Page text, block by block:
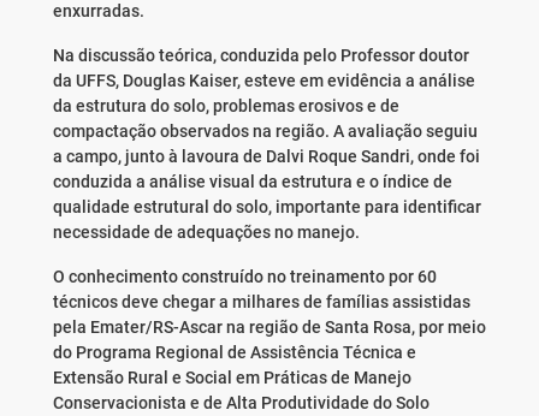
enxurradas.
Na discussão teórica, conduzida pelo Professor doutor
da UFFS, Douglas Kaiser, esteve em evidência a análise
da estrutura do solo, problemas erosivos e de
compactação observados na região. A avaliação seguiu
a campo, junto à lavoura de Dalvi Roque Sandri, onde foi
conduzida a análise visual da estrutura e o índice de
qualidade estrutural do solo, importante para identificar
necessidade de adequações no manejo.
O conhecimento construído no treinamento por 60
técnicos deve chegar a milhares de famílias assistidas
pela Emater/RS-Ascar na região de Santa Rosa, por meio
do Programa Regional de Assistência Técnica e
Extensão Rural e Social em Práticas de Manejo
Conservacionista e de Alta Produtividade do Solo